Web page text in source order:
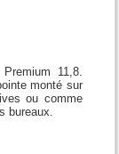
11,8.
monté sur
ou comme
bureaux.